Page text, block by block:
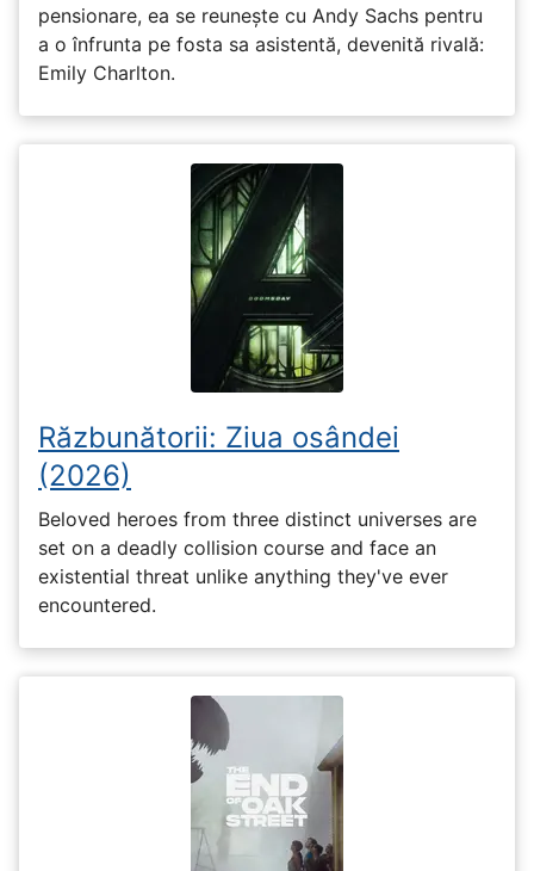
pensionare, ea se reunește cu Andy Sachs pentru
a o înfrunta pe fosta sa asistentă, devenită rivală:
Emily Charlton.
Răzbunătorii: Ziua osândei
(2026)
Beloved heroes from three distinct universes are
set on a deadly collision course and face an
existential threat unlike anything they've ever
encountered.